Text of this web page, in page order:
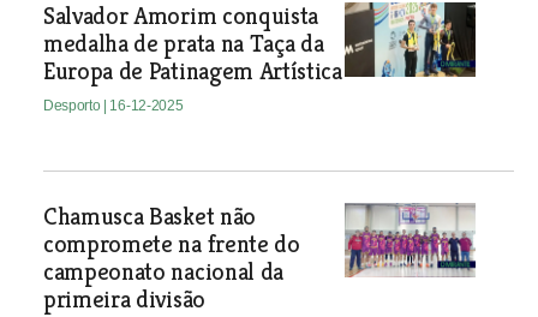
Salvador Amorim conquista
medalha de prata na Taça da
Europa de Patinagem Artística
Desporto | 16-12-2025
Chamusca Basket não
compromete na frente do
campeonato nacional da
primeira divisão